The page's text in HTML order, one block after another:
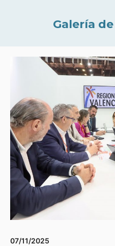
Galería
07/11/2025